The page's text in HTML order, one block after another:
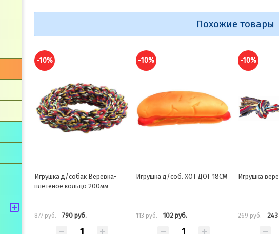
Похожие товары
-10%
Игрушка д/собак Веревка-
плетеное кольцо 200мм
877 руб. 790 руб.
-10%
Игрушка д/соб. ХОТ ДОГ 18CM
113 руб. 102 руб.
-10%
Игрушка
269 руб. 243